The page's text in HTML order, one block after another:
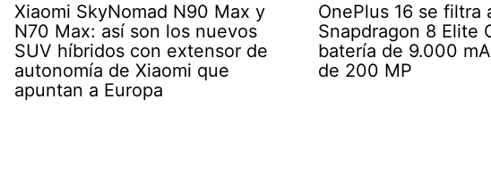
Xiaomi SkyNomad N90 Max y
N70 Max: así son los nuevos
SUV híbridos con extensor de
autonomía de Xiaomi que
apuntan a Europa
OnePlus 16 se filtra
Snapdragon 8 Elite
batería de 9.000
de 200 MP